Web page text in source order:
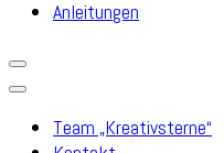
Anleitungen
Team „Kreativsterne“